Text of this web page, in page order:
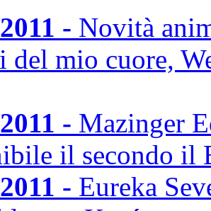
- Novità
del mio cuore,
- Mazinger
il secondo il
- Eureka